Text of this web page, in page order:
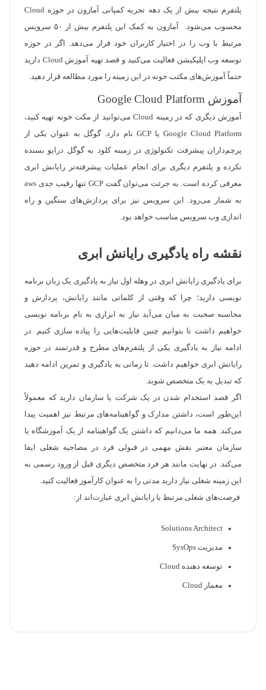
پلتفرم نتیجه بیش از یک دهه تجربه کمپانی آمازون در حوزه Cloud
محسوب می‌شود. آمازون به کمک این پلتفرم بیش از ۵۰ سرویس
مرتبط با وب را در اختیار کاربران خود قرار می‌دهد. اگر در حوزه
توسعه وب اپلیکیشن فعالیت می‌کنید و قصد تهیه آموزش Cloud دارید
حتماً آموزش‌های مکتب خونه در این زمینه را مورد مطالعه قرار دهید.
آموزش Google Cloud Platform
آموزش دیگری که در زمینه Cloud می‌توانید از مکت خونه تهیه کنید،
Google Cloud Platform یا GCP نام دارد. گوگل به عنوان یکی از
پرچم‌داران پیشرفت تکنولوژی در زمینه کلود به گوگل درایو بسنده
نکرده و پلتفرم دیگری برای انجام عملیات پیشرفته‌تر رایانش ابری
معرفی کرده است. به جرئت می‌توان گفت GCP تنها رقیب جدی aws
به شمار می‌رود. این سرویس نیز برای پردازش‌های سنگین و راه
اندازی وب سرویس مناسب خواهد بود.
نقشه راه یادگیری رایانش ابری
برای یادگیری رایانش ابری در وهله اول نیاز به یادگیری یک زبان برنامه
نویسی دارید؛ چرا که وقتی از کلماتی مانند رایانش، پردازش و
محاسبه صحبت به میان می‌آید نیاز به ابزاری به نام برنامه نویسی
خواهیم داشت تا بتوانیم چنین قابلیت‌هایی را پیاده سازی کنیم. در
ادامه نیاز به یادگیری یکی از پلتفرم‌های مطرح و قدرتمند در حوزه
رایانش ابری خواهیم داشت. تا زمانی به یادگیری و تمرین ادامه دهید
که تبدیل به یک متخصص شوید.
اگر قصد استخدام شدن در یک شرکت یا سازمان دارید که معمولاً
این‌طور است، داشتن مدارک و گواهینامه‌های مرتبط نیز اهمیت پیدا
می‌کند. همه ما می‌دانیم که داشتن یک گواهینامه از یک آموزشگاه یا
سازمان معتبر نقش مهمی در قبولی فرد در مصاحبه شغلی ایفا
می‌کند. در نهایت مانند هر فرد متخصص دیگری قبل از ورود رسمی به
این زمینه شغلی نیاز دارید مدتی را به عنوان کارآموز فعالیت کنید.
فرصت‌های شغلی مرتبط با رایانش ابری عبارت‌اند از:
Solutions Architect
مدیریت SysOps
توسعه دهنده Cloud
معمار Cloud